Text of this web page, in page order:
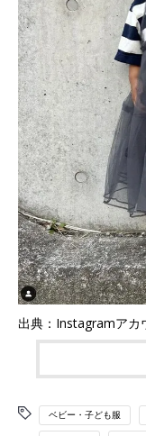
出典：Instagramアカ
ベビー・子ども服